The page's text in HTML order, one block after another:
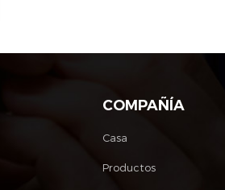
COMPAÑÍA
Casa
Productos